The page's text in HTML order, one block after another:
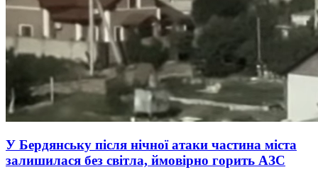
У Бердянську після нічної атаки частина міста
залишилася без світла, ймовірно горить АЗС